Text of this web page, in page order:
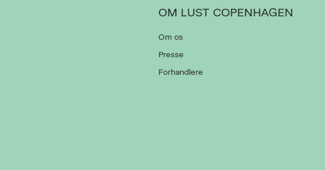
OM LUST COPENHAGEN
Om os
Presse
Forhandlere